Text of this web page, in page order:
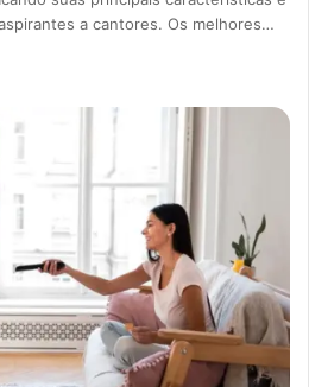
a cantores. Os melhores…